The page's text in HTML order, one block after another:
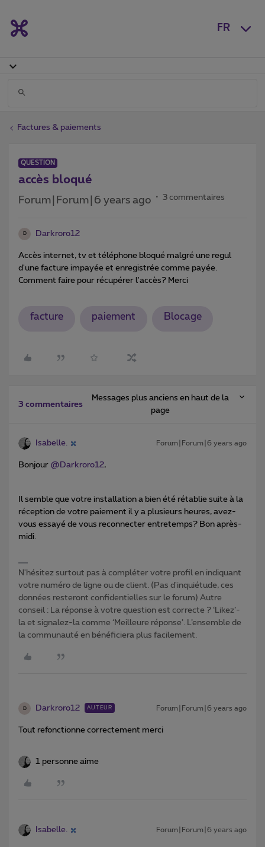
FR
Factures & paiements
QUESTION
accès bloqué
Forum|Forum|6 years ago 3 commentaires
D Darkroro12
Accès internet, tv et téléphone bloqué malgré une regul
d'une facture impayée et enregistrée comme payée.
Comment faire pour récupérer l'accès? Merci
facture paiement Blocage
3 commentaires
Messages plus anciens en haut de la
page
Isabelle. Forum|Forum|6 years ago
Bonjour @Darkroro12,
Il semble que votre installation a bien été rétablie suite à la
réception de votre paiement il y a plusieurs heures, avez-
vous essayé de vous reconnecter entretemps? Bon après-
midi.
N'hésitez surtout pas à compléter votre profil en indiquant
votre numéro de ligne ou de client. (Pas d'inquiétude, ces
données resteront confidentielles sur le forum) Autre
conseil : La réponse à votre question est correcte ? ‘Likez’-
la et signalez-la comme ‘Meilleure réponse’. L’ensemble de
la communauté en bénéficiera plus facilement.
D Darkroro12 AUTEUR Forum|Forum|6 years ago
Tout refonctionne correctement merci
1 personne aime
Isabelle. Forum|Forum|6 years ago